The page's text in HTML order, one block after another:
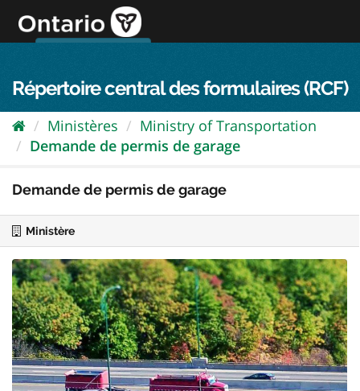
directement
au
Répertoire central des formulaires (RCF)
Ministères
Ministry of Transportation
Demande de permis de garage
Demande de permis de garage
Ministère